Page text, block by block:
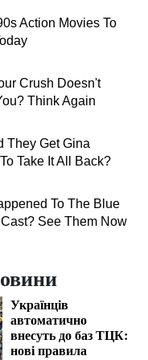
Action Movies To
Crush Doesn't
Think Again
They Get Gina
Take It All Back?
To The Blue
See Them Now
Українців
автоматично
внесуть до баз ТЦК:
нові правила